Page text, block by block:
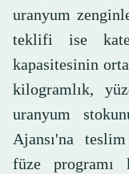
uranyum
teklifi ise
kapasitesinin
kilogramlık,
uranyum
Ajansı'na
füze programı